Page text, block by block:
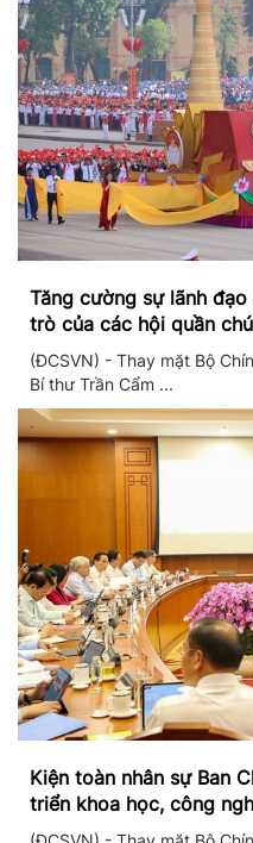
Tăng cường sự lãnh
trò của các hội quần
triển mới
(ĐCSVN) - Thay mặt Bộ
Bí thư Trần Cẩm ...
Kiện toàn nhân sự Ban
triển khoa học, công
chuyển đổi số